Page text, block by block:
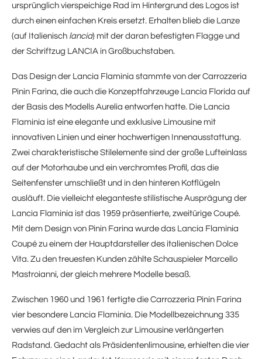
ursprünglich vierspeichige Rad im Hintergrund des Logos ist
durch einen einfachen Kreis ersetzt. Erhalten blieb die Lanze
(auf Italienisch lancia) mit der daran befestigten Flagge und
der Schriftzug LANCIA in Großbuchstaben.
Das Design der Lancia Flaminia stammte von der Carrozzeria
Pinin Farina, die auch die Konzeptfahrzeuge Lancia Florida auf
der Basis des Modells Aurelia entworfen hatte. Die Lancia
Flaminia ist eine elegante und exklusive Limousine mit
innovativen Linien und einer hochwertigen Innenausstattung.
Zwei charakteristische Stilelemente sind der große Lufteinlass
auf der Motorhaube und ein verchromtes Profil, das die
Seitenfenster umschließt und in den hinteren Kotflügeln
ausläuft. Die vielleicht eleganteste stilistische Ausprägung der
Lancia Flaminia ist das 1959 präsentierte, zweitürige Coupé.
Mit dem Design von Pinin Farina wurde das Lancia Flaminia
Coupé zu einem der Hauptdarsteller des italienischen Dolce
Vita. Zu den treuesten Kunden zählte Schauspieler Marcello
Mastroianni, der gleich mehrere Modelle besaß.
Zwischen 1960 und 1961 fertigte die Carrozzeria Pinin Farina
vier besondere Lancia Flaminia. Die Modellbezeichnung 335
verwies auf den im Vergleich zur Limousine verlängerten
Radstand. Gedacht als Präsidentenlimousine, erhielten die vier